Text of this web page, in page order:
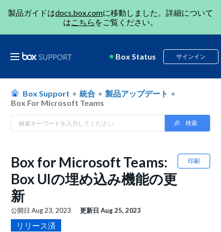
製品ガイドはdocs.box.comに移動しました。詳細について
はこちら をご覧ください。
Box Status サインイン
Box Support 統合
製品アップデート
Box For Microsoft Teams
印刷
Box for Microsoft Teams:
Box UIの埋め込み機能の更
新
公開日Aug 23, 2023 更新日Aug 25, 2023
リリース済